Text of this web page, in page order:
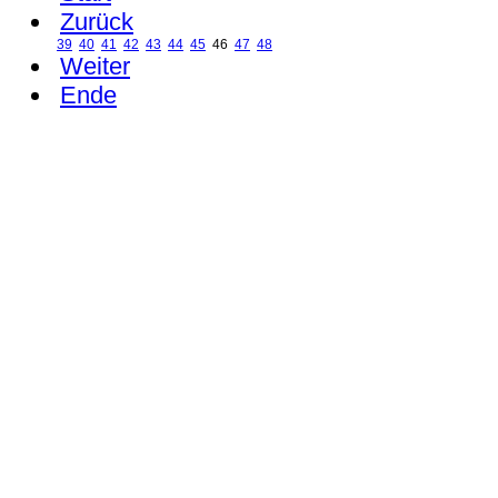
Zurück
39 40 41 42 43 44 45 46 47 48
Weiter
Ende